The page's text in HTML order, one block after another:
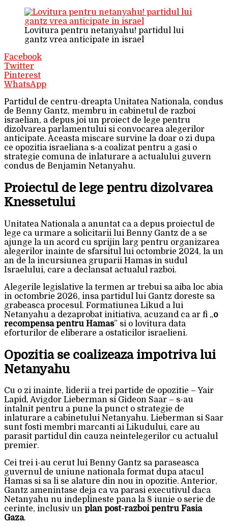
Lovitura pentru netanyahu! partidul lui
gantz vrea anticipate in israel
Facebook
Twitter
Pinterest
WhatsApp
Partidul de centru-dreapta Unitatea Nationala, condus
de Benny Gantz, membru in cabinetul de razboi
israelian, a depus joi un proiect de lege pentru
dizolvarea parlamentului si convocarea alegerilor
anticipate. Aceasta miscare survine la doar o zi dupa
ce opozitia israeliana s-a coalizat pentru a gasi o
strategie comuna de inlaturare a actualului guvern
condus de Benjamin Netanyahu.
Proiectul de lege pentru dizolvarea
Knessetului
Unitatea Nationala a anuntat ca a depus proiectul de
lege ca urmare a solicitarii lui Benny Gantz de a se
ajunge la un acord cu sprijin larg pentru organizarea
alegerilor inainte de sfarsitul lui octombrie 2024, la un
an de la incursiunea gruparii Hamas in sudul
Israelului, care a declansat actualul razboi.
Alegerile legislative la termen ar trebui sa aiba loc abia
in octombrie 2026, insa partidul lui Gantz doreste sa
grabeasca procesul. Formatiunea Likud a lui
Netanyahu a dezaprobat initiativa, acuzand ca ar fi „o
recompensa pentru Hamas” si o lovitura data
eforturilor de eliberare a ostaticilor israelieni.
Opozitia se coalizeaza impotriva lui
Netanyahu
Cu o zi inainte, liderii a trei partide de opozitie – Yair
Lapid, Avigdor Lieberman si Gideon Saar – s-au
intalnit pentru a pune la punct o strategie de
inlaturare a cabinetului Netanyahu. Lieberman si Saar
sunt fosti membri marcanti ai Likudului, care au
parasit partidul din cauza neintelegerilor cu actualul
premier.
Cei trei i-au cerut lui Benny Gantz sa paraseasca
guvernul de uniune nationala format dupa atacul
Hamas si sa li se alature din nou in opozitie. Anterior,
Gantz amenintase deja ca va parasi executivul daca
Netanyahu nu indeplineste pana la 8 iunie o serie de
cerinte, inclusiv un plan post-razboi pentru Fasia
Gaza.